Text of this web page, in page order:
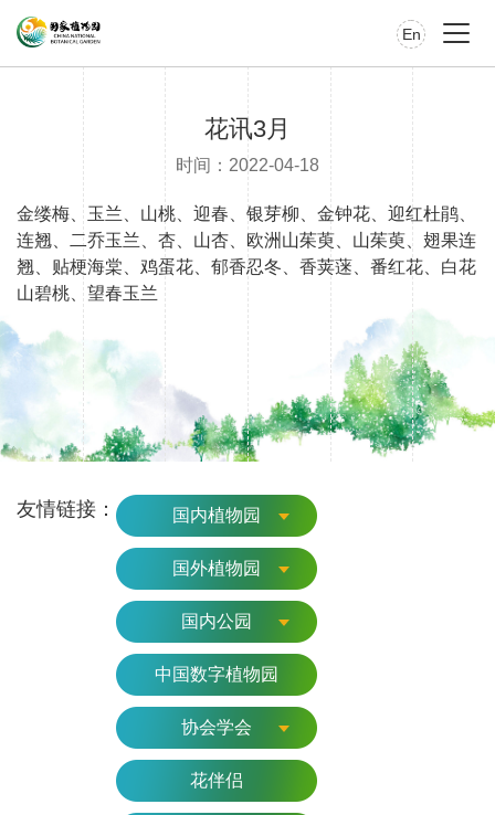
En
花讯3月
时间：2022-04-18
金缕梅、玉兰、山桃、迎春、银芽柳、金钟花、迎红杜鹃、
连翘、二乔玉兰、杏、山杏、欧洲山茱萸、山茱萸、翅果连
翘、贴梗海棠、鸡蛋花、郁香忍冬、香荚蒾、番红花、白花
山碧桃、望春玉兰
友情链接： 国内植物园
国外植物园
国内公园
中国数字植物园
协会学会
花伴侣